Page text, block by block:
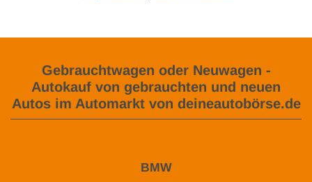
Gebrauchtwagen oder Neuwagen -
Autokauf von gebrauchten und neuen
Autos im Automarkt von deineautobörse.de
BMW